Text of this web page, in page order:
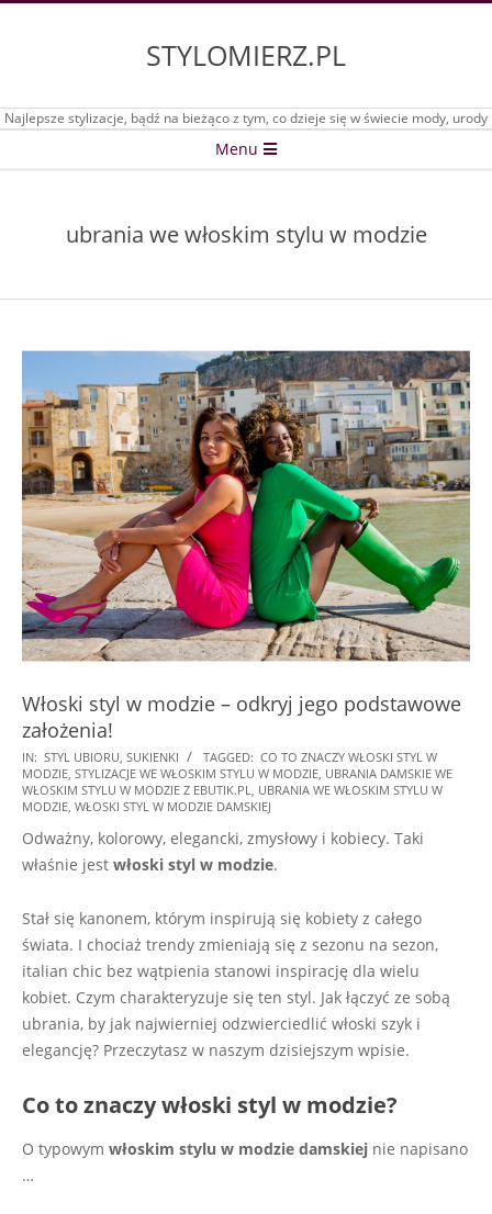
STYLOMIERZ.PL
Najlepsze stylizacje, bądź na bieżąco z tym, co dzieje się w świecie mody, urody
Menu
ubrania we włoskim stylu w modzie
Włoski styl w modzie – odkryj jego podstawowe
założenia!
2022-
02-
01
IN: STYL UBIORU SUKIENKI TAGGED: CO TO ZNACZY WŁOSKI STYL W
MODZIE STYLIZACJE WE WŁOSKIM STYLU W MODZIE UBRANIA DAMSKIE WE
WŁOSKIM STYLU W MODZIE Z EBUTIK.PL
UBRANIA WE WŁOSKIM STYLU W
MODZIE WŁOSKI STYL W MODZIE DAMSKIEJ
Odważny, kolorowy, elegancki, zmysłowy i kobiecy. Taki
właśnie jest włoski styl w modzie.
Stał się kanonem, którym inspirują się kobiety z całego
świata. I chociaż trendy zmieniają się z sezonu na sezon,
italian chic bez wątpienia stanowi inspirację dla wielu
kobiet. Czym charakteryzuje się ten styl. Jak łączyć ze sobą
ubrania, by jak najwierniej odzwierciedlić włoski szyk i
elegancję? Przeczytasz w naszym dzisiejszym wpisie.
Co to znaczy włoski styl w modzie?
O typowym włoskim stylu w modzie damskiej nie napisano
…